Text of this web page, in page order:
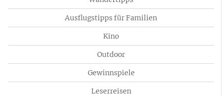
Ausflugstipps für Familien
Kino
Outdoor
Gewinnspiele
Leserreisen